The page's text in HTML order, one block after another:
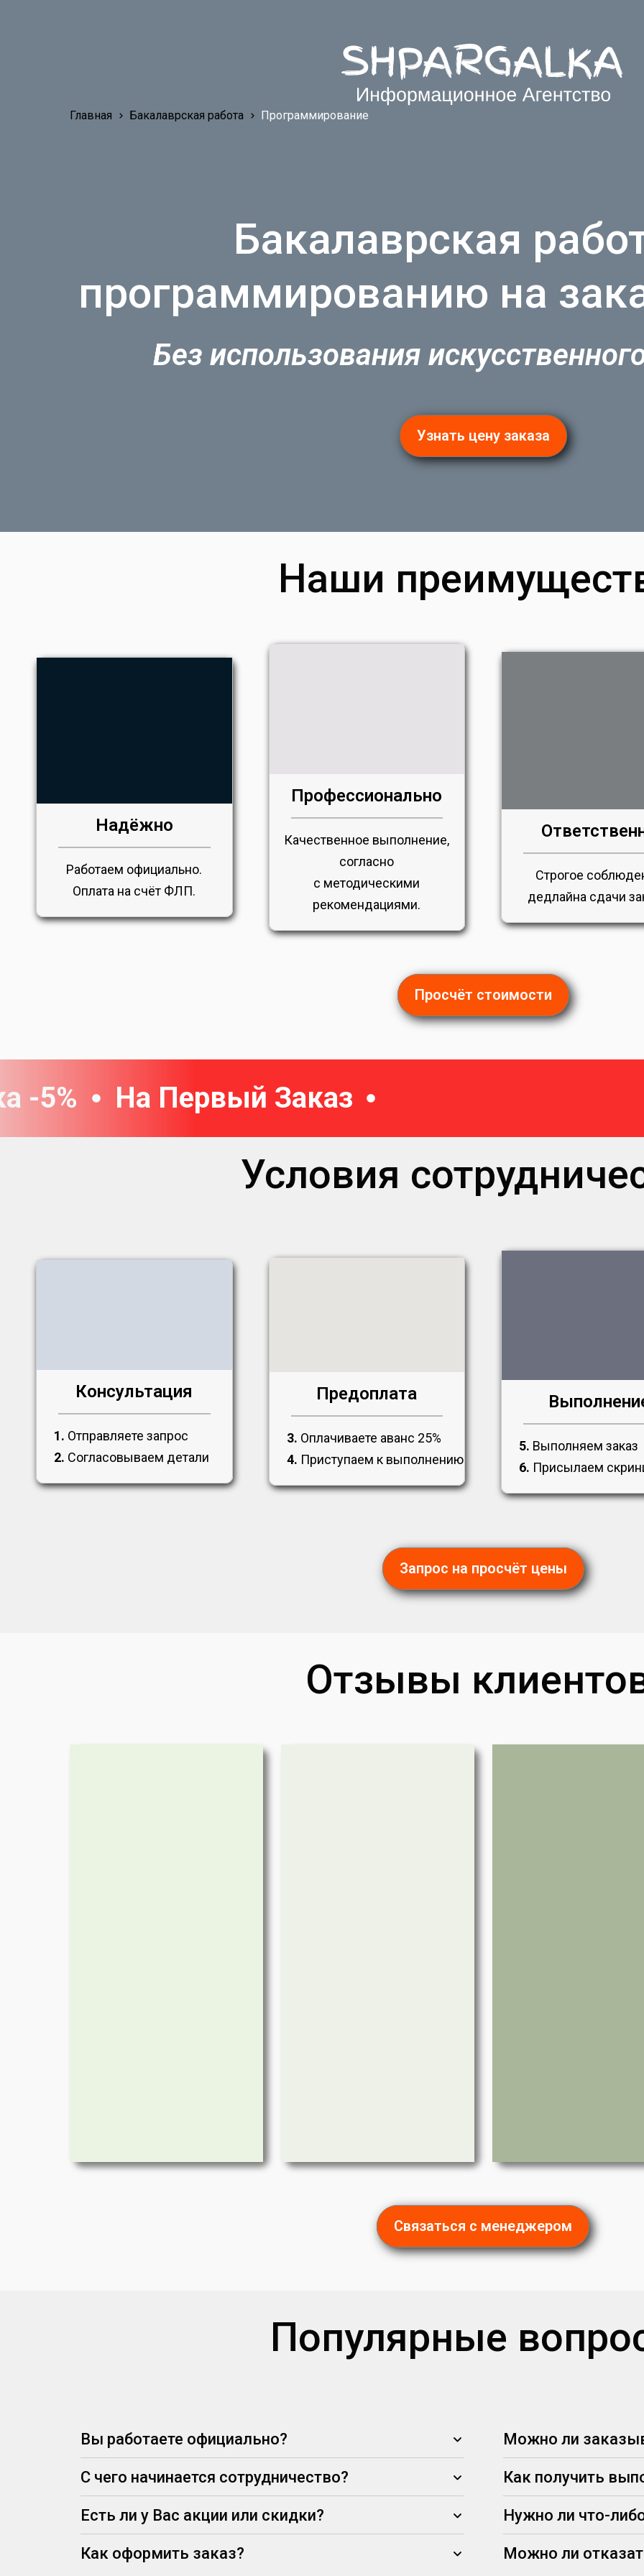
Бакалаврская
программированию на
Без использования
Узнать цену заказа
Главная Бакалаврская работа Программирование
Наши
Надёжно
Работаем официально.
Оплата на счёт ФЛП.
Профессионально
Качественное выполнение,
согласно
с методическими
рекомендациями.
Строгое
дедлайна сдачи
Просчёт стоимости
Условия
Консультация
1. Отправляете запрос
2. Согласовываем детали
Предоплата
3. Оплачиваете аванс 25%
4. Приступаем к выполнению
5. Выполняем заказ
6. Присылаем
Запрос на просчёт цены
-5% На Первый Заказ
Отзывы
Связаться с менеджером
Популярные
Вы работаете официально?
С чего начинается сотрудничество?
Есть ли у Вас акции или скидки?
Как оформить заказ?
Можно ли
Как получить
Нужно ли что-
Можно ли